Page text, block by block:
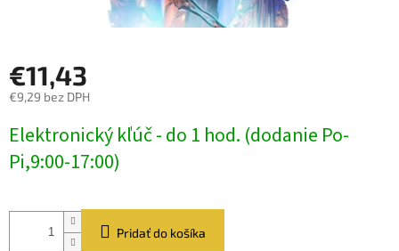
€11,43
€9,29 bez DPH
cena:
Elektronický kľúč - do 1 hod. (dodanie Po-
Pi,9:00-17:00)
Pridať do košíka